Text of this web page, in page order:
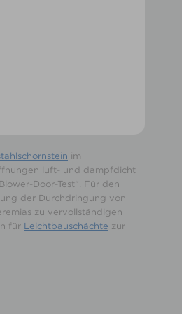
im
luft- und dampfdicht
Door-Test“. Für den
der Durchdringung von
zu vervollständigen
für Leichtbauschächte zur